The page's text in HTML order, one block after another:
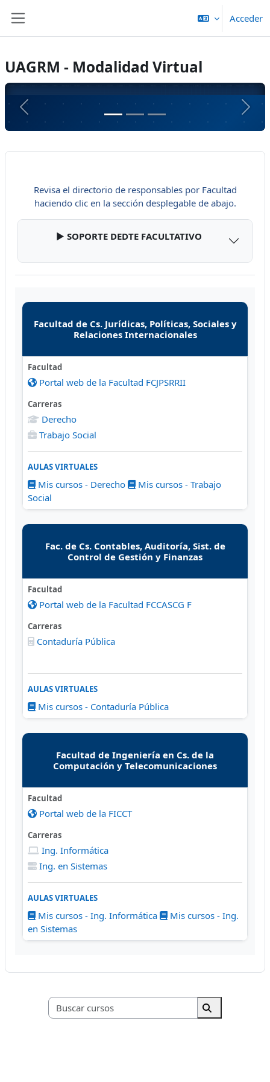
Acceder
UAGRM - Modalidad Virtual
FACULTAD DE CIENCIAS DE LA
TELECOMUNICACIONES
MODALIDAD VIRTUAL
💻 Ingeniería Informática ⚙️ Ingeniería en
Sistemas
Anterior
Revisa el directorio de responsables por Facultad
haciendo clic en la sección desplegable de abajo.
▶️ SOPORTE DEDTE FACULTATIVO
Facultad de Cs. Jurídicas, Políticas, Sociales y
Relaciones Internacionales
Facultad
Portal web de la Facultad FCJPSRRII
Carreras
Derecho
Trabajo Social
AULAS VIRTUALES
Mis cursos - Derecho
Mis cursos - Trabajo
Social
Fac. de Cs. Contables, Auditoría, Sist. de
Control de Gestión y Finanzas
Facultad
Portal web de la Facultad FCCASCG F
Carreras
Contaduría Pública
AULAS VIRTUALES
Mis cursos - Contaduría Pública
Facultad de Ingeniería en Cs. de la
Computación y Telecomunicaciones
Facultad
Portal web de la FICCT
Carreras
Ing. Informática
Ing. en Sistemas
AULAS VIRTUALES
Mis cursos - Ing. Informática
Mis cursos - Ing.
en Sistemas
Buscar cursos
Buscar cursos